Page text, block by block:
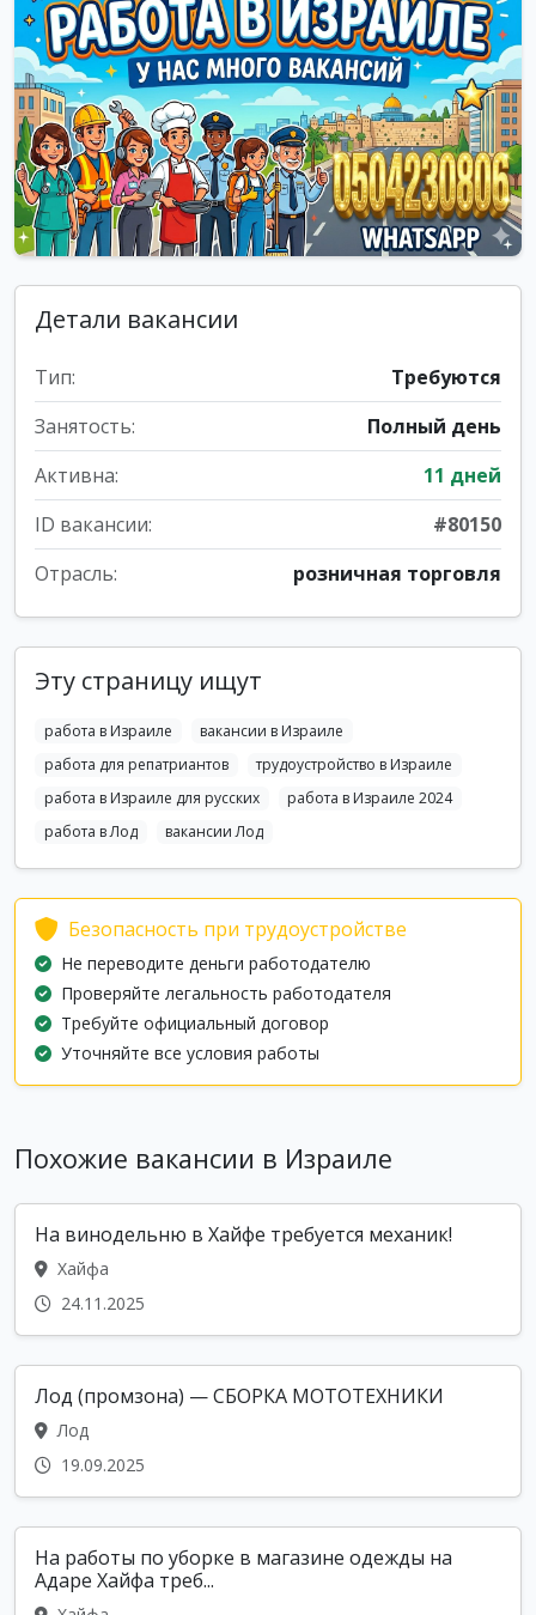
Детали вакансии
Тип:
Требуются
Занятость:
Полный день
Активна:
11 дней
ID вакансии:
#80150
Отрасль:
розничная торговля
Эту страницу ищут
работа в Израиле
вакансии в Израиле
работа для репатриантов
трудоустройство в Израиле
работа в Израиле для русских
работа в Израиле 2024
работа в Лод
вакансии Лод
Безопасность при трудоустройстве
Не переводите деньги работодателю
Проверяйте легальность работодателя
Требуйте официальный договор
Уточняйте все условия работы
Похожие вакансии в Израиле
На винодельню в Хайфе требуется механик!
Хайфа
24.11.2025
Лод (промзона) — СБОРКА МОТОТЕХНИКИ
Лод
19.09.2025
На работы по уборке в магазине одежды на
Адаре Хайфа треб...